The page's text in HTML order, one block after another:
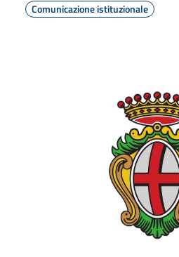
Comunicazione istituzionale